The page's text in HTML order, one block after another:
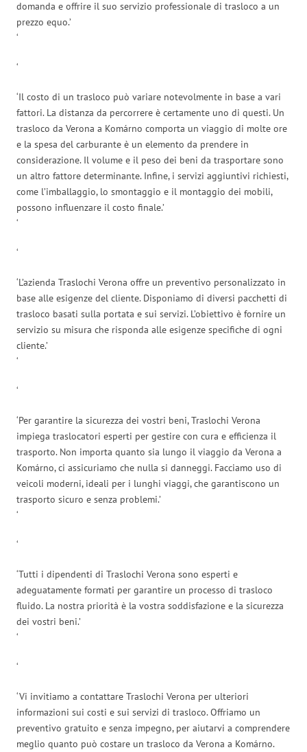
domanda e offrire il suo servizio professionale di trasloco a un
prezzo equo.’
‘
‘
‘Il costo di un trasloco può variare notevolmente in base a vari
fattori. La distanza da percorrere è certamente uno di questi. Un
trasloco da Verona a Komárno comporta un viaggio di molte ore
e la spesa del carburante è un elemento da prendere in
considerazione. Il volume e il peso dei beni da trasportare sono
un altro fattore determinante. Infine, i servizi aggiuntivi richiesti,
come l’imballaggio, lo smontaggio e il montaggio dei mobili,
possono influenzare il costo finale.’
‘
‘
‘L’azienda Traslochi Verona offre un preventivo personalizzato in
base alle esigenze del cliente. Disponiamo di diversi pacchetti di
trasloco basati sulla portata e sui servizi. L’obiettivo è fornire un
servizio su misura che risponda alle esigenze specifiche di ogni
cliente.’
‘
‘
‘Per garantire la sicurezza dei vostri beni, Traslochi Verona
impiega traslocatori esperti per gestire con cura e efficienza il
trasporto. Non importa quanto sia lungo il viaggio da Verona a
Komárno, ci assicuriamo che nulla si danneggi. Facciamo uso di
veicoli moderni, ideali per i lunghi viaggi, che garantiscono un
trasporto sicuro e senza problemi.’
‘
‘
‘Tutti i dipendenti di Traslochi Verona sono esperti e
adeguatamente formati per garantire un processo di trasloco
fluido. La nostra priorità è la vostra soddisfazione e la sicurezza
dei vostri beni.’
‘
‘
‘Vi invitiamo a contattare Traslochi Verona per ulteriori
informazioni sui costi e sui servizi di trasloco. Offriamo un
preventivo gratuito e senza impegno, per aiutarvi a comprendere
meglio quanto può costare un trasloco da Verona a Komárno.